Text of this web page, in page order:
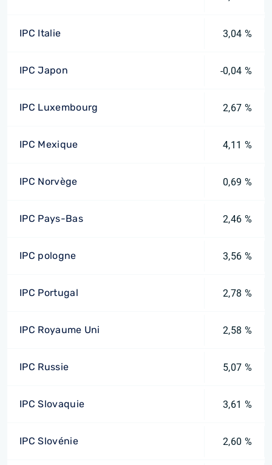
IPC Italie 3,04 %
IPC Japon -0,04 %
IPC Luxembourg 2,67 %
IPC Mexique 4,11 %
IPC Norvège 0,69 %
IPC Pays-Bas 2,46 %
IPC pologne 3,56 %
IPC Portugal 2,78 %
IPC Royaume Uni 2,58 %
IPC Russie 5,07 %
IPC Slovaquie 3,61 %
IPC Slovénie 2,60 %